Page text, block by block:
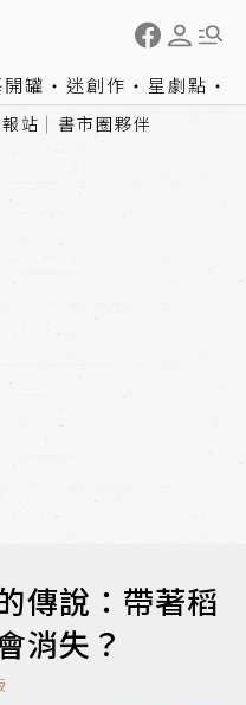
罐 迷創作 星劇點
站 書市圈夥伴
傳說：帶著稻
消失？